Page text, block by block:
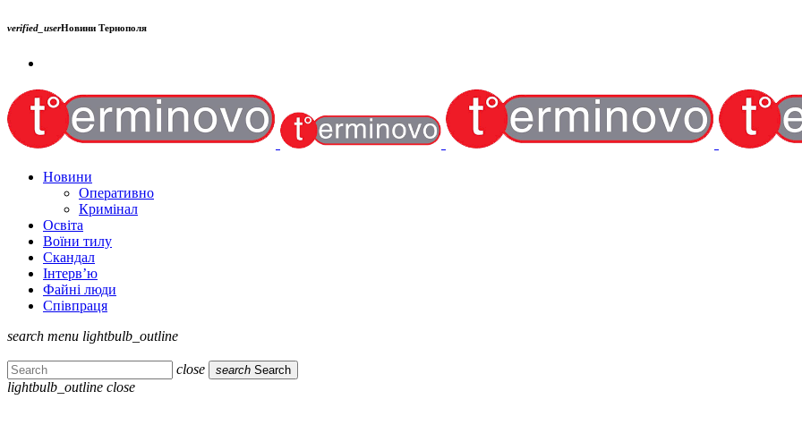
verified_userНовини Тернополя
Новини
Оперативно
Кримінал
Освіта
Воїни тилу
Скандал
Інтерв’ю
Файні люди
Співпраця
search menu lightbulb_outline
close search Search
lightbulb_outline close